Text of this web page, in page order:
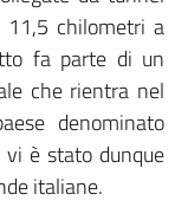
11,5 chilometri a
fa parte di un
che rientra nel
denominato
vi è stato dunque
italiane.